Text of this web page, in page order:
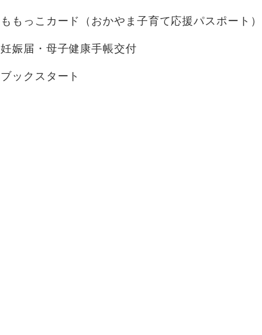
ももっこカード（おかやま子育て応援パスポート）
妊娠届・母子健康手帳交付
ブックスタート